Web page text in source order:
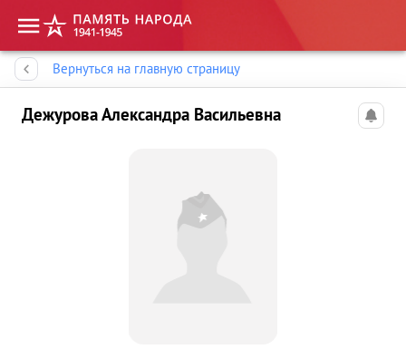
Вернуться на главную страницу
Дежурова Александра Васильевна
Память народа